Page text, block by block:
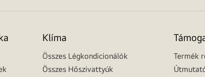
Klíma
Összes Légkondicionálók
Összes Hőszivattyúk
Termék